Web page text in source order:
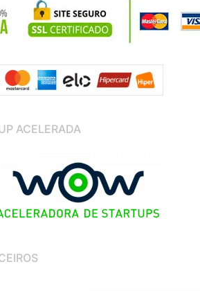
ACELERADA